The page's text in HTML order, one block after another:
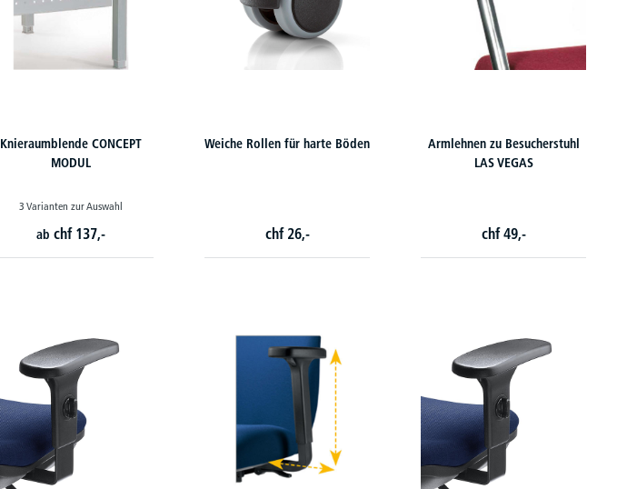
Knieraumblende CONCEPT
MODUL
3 Varianten zur Auswahl
ab chf 137,-
Weiche Rollen für harte Böden
chf 26,-
Armlehnen zu Besucherstuhl
LAS VEGAS
chf 49,-